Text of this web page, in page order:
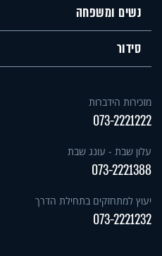
נשים ומשפחה
סידור
מזכירות הידברות
073-2221222
עלון שבת - עונג שבת
073-2221388
יעוץ למתחזקים בתחילת הדרך
073-2221232